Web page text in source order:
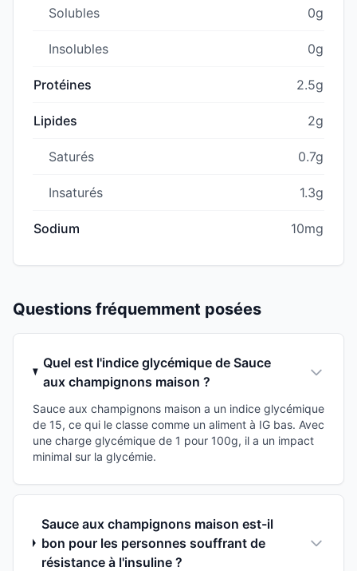
Solubles 0g
Insolubles 0g
Protéines 2.5g
Lipides 2g
Saturés 0.7g
Insaturés 1.3g
Sodium 10mg
Questions fréquemment posées
Quel est l'indice glycémique de Sauce
aux champignons maison ?
Sauce aux champignons maison a un indice glycémique
de 15, ce qui le classe comme un aliment à IG bas. Avec
une charge glycémique de 1 pour 100g, il a un impact
minimal sur la glycémie.
Sauce aux champignons maison est-il
bon pour les personnes souffrant de
résistance à l'insuline ?